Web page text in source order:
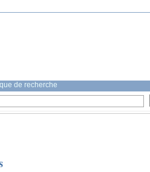
de recherche